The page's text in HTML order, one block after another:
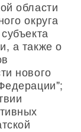
области
округа
а также о
нового